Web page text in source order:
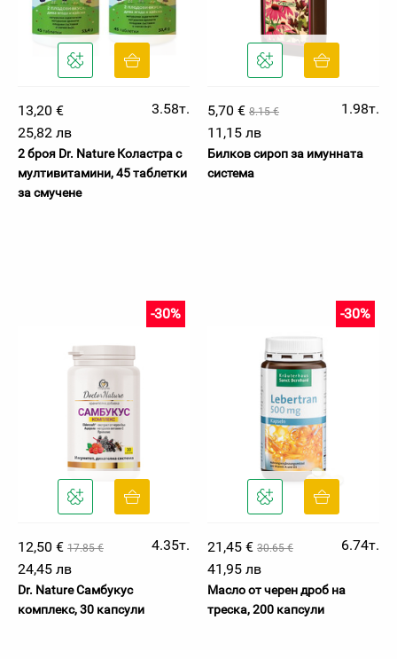
13,20 €
3.58т.
25,82 лв
2 броя Dr. Nature Коластра с
мултивитамини, 45 таблетки
за смучене
5,70 € 8.15 €
1.98т.
11,15 лв
Билков сироп за имунната
система
12,50 € 17.85 €
-30%
4.35т.
24,45 лв
Dr. Nature Самбукус
комплекс, 30 капсули
21,45 € 30.65 €
-30%
6.74т.
41,95 лв
Масло от черен дроб на
треска, 200 капсули